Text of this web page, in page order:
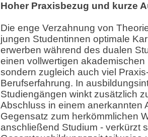
Hoher Praxisbezug und kurze
Die enge Verzahnung von
jungen Studentinnen optimale
erwerben während des dualen
einen vollwertigen
sondern zugleich auch viel
Berufserfahrung. In
Studiengängen winkt zusätzlich
Abschluss in einem anerkannten
Gegensatz zum herkömmlichen
anschließend Studium - verkürzt